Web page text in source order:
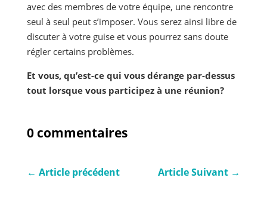
avec des membres de votre équipe, une rencontre
seul à seul peut s’imposer. Vous serez ainsi libre de
discuter à votre guise et vous pourrez sans doute
régler certains problèmes.
Et vous, qu’est-ce qui vous dérange par-dessus
tout lorsque vous participez à une réunion?
0 commentaires
← Article précédent Article Suivant →